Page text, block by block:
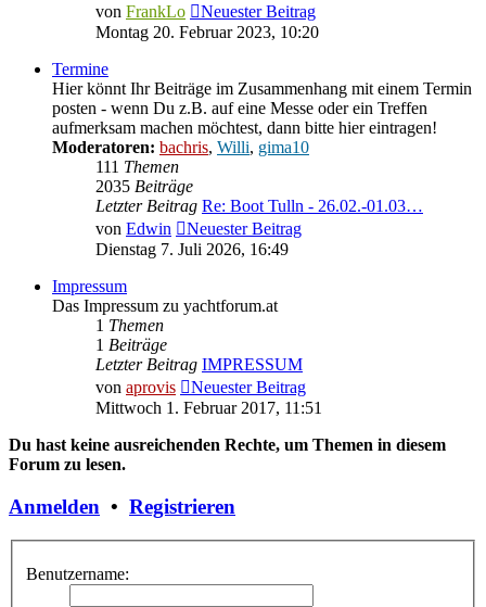
von FrankLo
Neuester Beitrag
Montag 20. Februar 2023, 10:20
Termine
Hier könnt Ihr Beiträge im Zusammenhang mit einem Termin
posten - wenn Du z.B. auf eine Messe oder ein Treffen
aufmerksam machen möchtest, dann bitte hier eintragen!
Moderatoren: bachris, Willi, gima10
111 Themen
2035 Beiträge
Letzter Beitrag Re: Boot Tulln - 26.02.-01.03…
von Edwin
Neuester Beitrag
Dienstag 7. Juli 2026, 16:49
Impressum
Das Impressum zu yachtforum.at
1 Themen
1 Beiträge
Letzter Beitrag IMPRESSUM
von aprovis
Neuester Beitrag
Mittwoch 1. Februar 2017, 11:51
Du hast keine ausreichenden Rechte, um Themen in diesem
Forum zu lesen.
Anmelden • Registrieren
Benutzername: